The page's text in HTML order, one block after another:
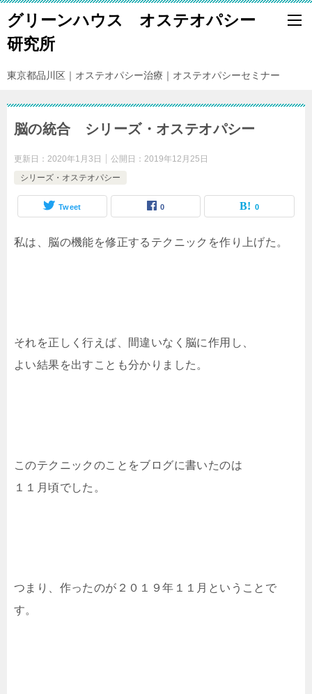
グリーンハウス オステオパシー
研究所
東京都品川区｜オステオパシー治療｜オステオパシーセミナー
脳の統合 シリーズ・オステオパシー
更新日： 2020年1月3日 公開日： 2019年12月25日
シリーズ・オステオパシー
Tweet 0 0
私は、脳の機能を修正するテクニックを作り上げた。
それを正しく行えば、間違いなく脳に作用し、
よい結果を出すことも分かりました。
このテクニックのことをブログに書いたのは
１１月頃でした。
つまり、作ったのが２０１９年１１月ということで
す。